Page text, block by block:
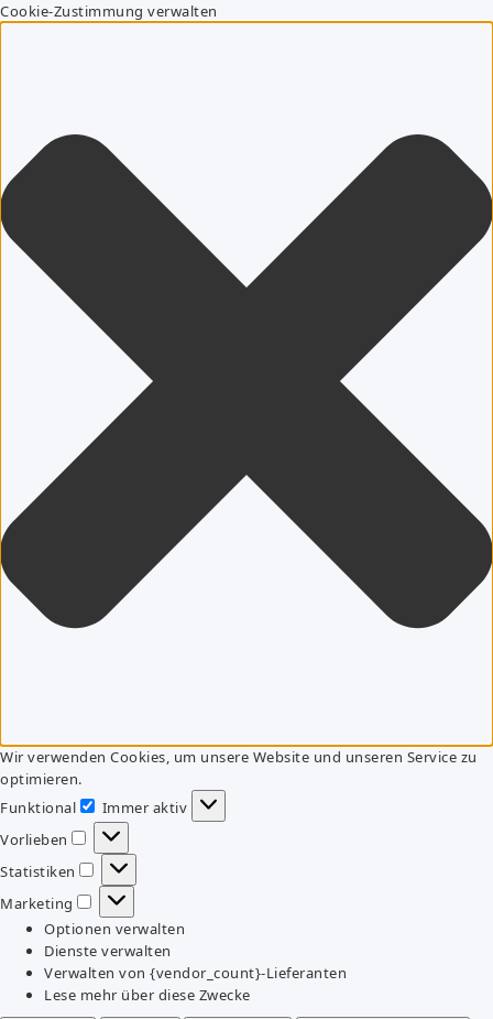
Cookie-Zustimmung verwalten
Wir verwenden Cookies, um unsere Website und unseren Service zu
optimieren.
Funktional
Funktional
Immer aktiv
Vorlieben
Vorlieben
Statistiken
Statistiken
Marketing
Marketing
Optionen verwalten
Dienste verwalten
Verwalten von {vendor_count}-Lieferanten
Lese mehr über diese Zwecke